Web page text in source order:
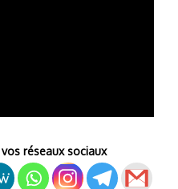
réseaux sociaux